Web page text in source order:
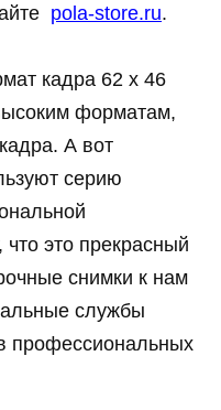
pola-store.ru.
кадра 62 х 46
форматам,
А вот
серию
это прекрасный
снимки к нам
службы
профессиональных